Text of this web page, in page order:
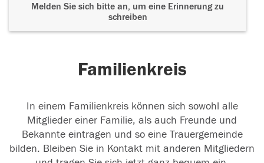
Melden Sie sich bitte an, um eine Erinnerung zu
schreiben
Familienkreis
In einem Familienkreis können sich sowohl alle
Mitglieder einer Familie, als auch Freunde und
Bekannte eintragen und so eine Trauergemeinde
bilden. Bleiben Sie in Kontakt mit anderen Mitgliedern